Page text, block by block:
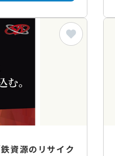
資源のリサイク